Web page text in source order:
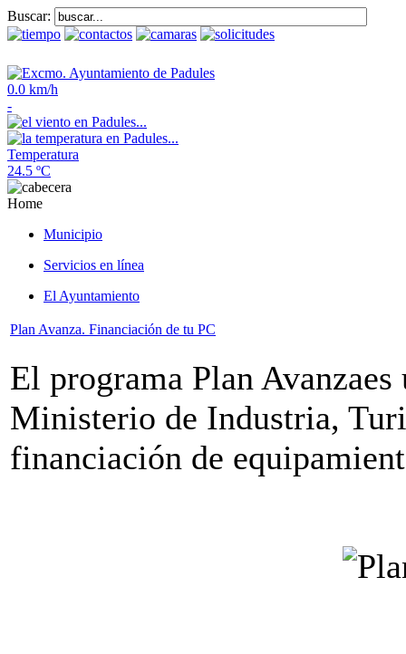
Buscar:
0.0 km/h
-
Temperatura
24.5 ºC
Home
Municipio
Servicios en línea
El Ayuntamiento
Plan Avanza. Financiación de tu PC
El programa Plan
Ministerio de Industria,
financiación de